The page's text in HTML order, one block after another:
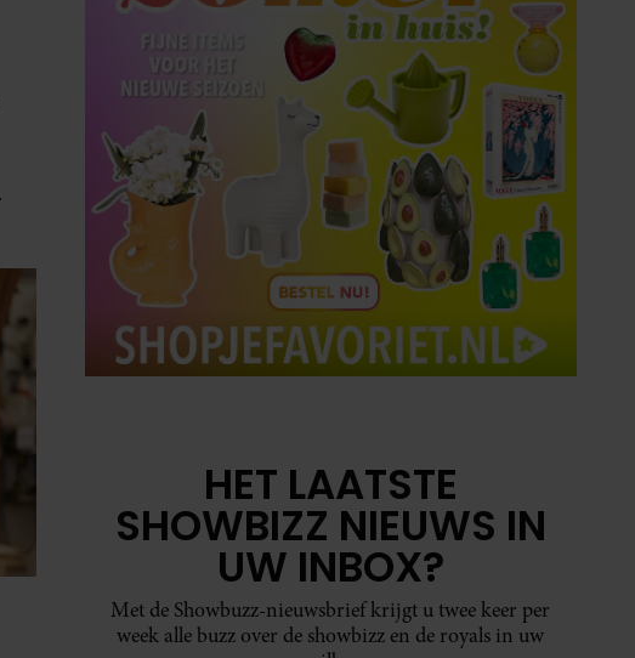
HET LAATSTE
SHOWBIZZ NIEUWS IN
UW INBOX?
Met de Showbuzz-nieuwsbrief krijgt u twee keer per
week alle buzz over de showbizz en de royals in uw